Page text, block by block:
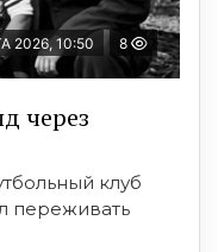
2026, 10:50 8
через
клуб
переживать